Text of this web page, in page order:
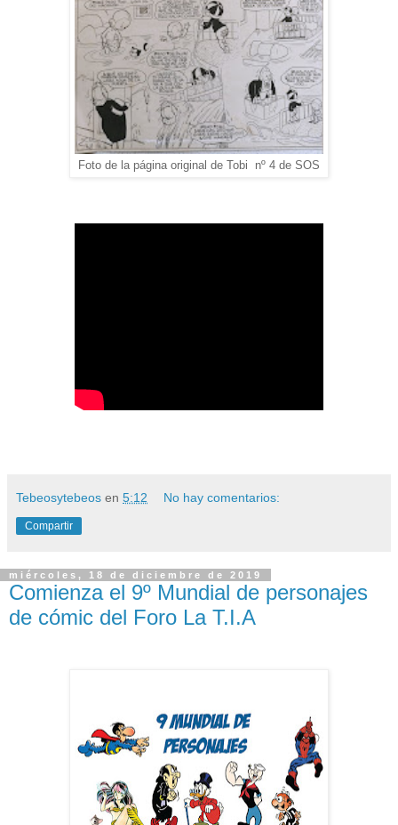
Foto de la página original de Tobi nº 4 de SOS
Tebeosytebeos en 5:12 No hay comentarios:
Compartir
miércoles, 18 de diciembre de 2019
Comienza el 9º Mundial de personajes
de cómic del Foro La T.I.A